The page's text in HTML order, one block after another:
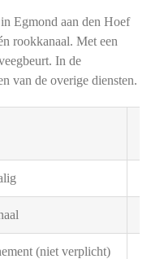
Egmond aan den Hoef
rookkanaal. Met een
In de
van de overige diensten.
(niet verplicht)